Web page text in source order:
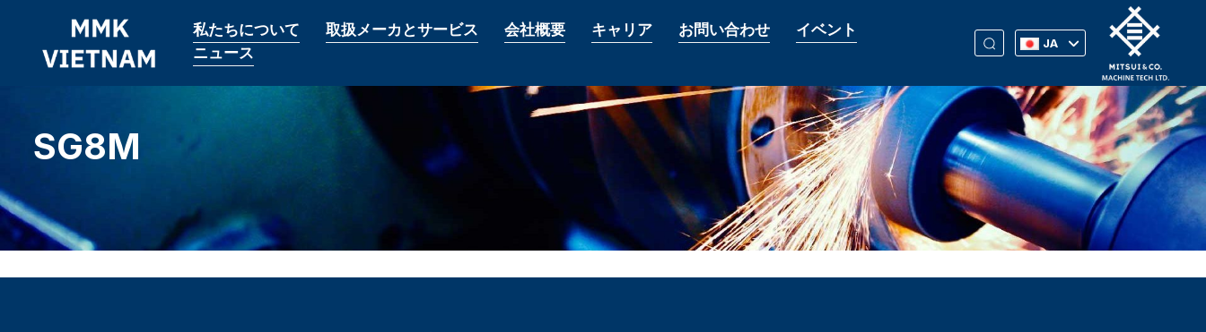
私たちについて 取扱メーカとサービス 会社概要 キャリア お問い合わせ
イベント
ニュース
JA
SG8M